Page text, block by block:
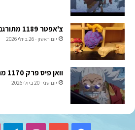
צ'אפטר 1189 מתורגם לעברית
יום ראשון - 26 ביולי 2026
וואן פיס פרק 1170 מתורגם לעברית
יום שני - 20 ביולי 2026